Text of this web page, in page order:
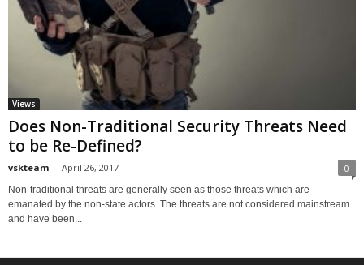
Views
Does Non-Traditional Security Threats Need
to be Re-Defined?
vskteam - April 26, 2017 0
Non-traditional threats are generally seen as those threats which are
emanated by the non-state actors. The threats are not considered mainstream
and have been...